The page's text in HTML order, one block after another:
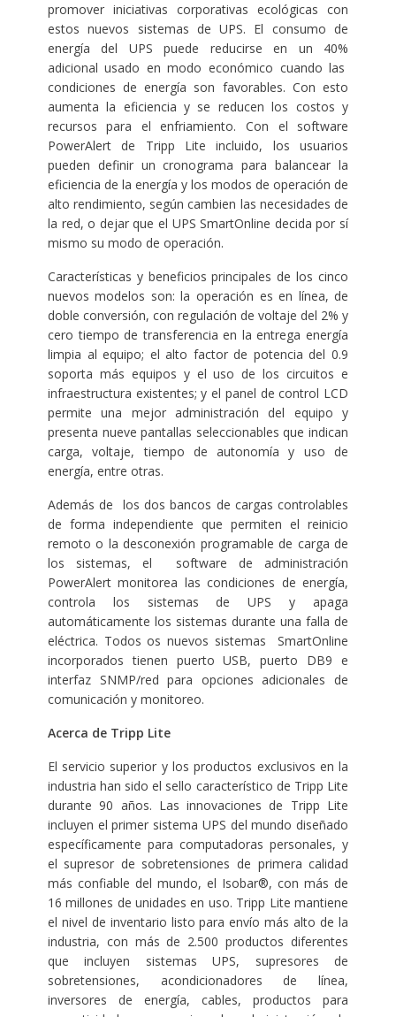
promover iniciativas corporativas ecológicas con
estos nuevos sistemas de UPS. El consumo de
energía del UPS puede reducirse en un 40%
adicional usado en modo económico cuando las
condiciones de energía son favorables. Con esto
aumenta la eficiencia y se reducen los costos y
recursos para el enfriamiento. Con el software
PowerAlert de Tripp Lite incluido, los usuarios
pueden definir un cronograma para balancear la
eficiencia de la energía y los modos de operación de
alto rendimiento, según cambien las necesidades de
la red, o dejar que el UPS SmartOnline decida por sí
mismo su modo de operación.
Características y beneficios principales de los cinco
nuevos modelos son: la operación es en línea, de
doble conversión, con regulación de voltaje del 2% y
cero tiempo de transferencia en la entrega energía
limpia al equipo; el alto factor de potencia del 0.9
soporta más equipos y el uso de los circuitos e
infraestructura existentes; y el panel de control LCD
permite una mejor administración del equipo y
presenta nueve pantallas seleccionables que indican
carga, voltaje, tiempo de autonomía y uso de
energía, entre otras.
Además de los dos bancos de cargas controlables
de forma independiente que permiten el reinicio
remoto o la desconexión programable de carga de
los sistemas, el software de administración
PowerAlert monitorea las condiciones de energía,
controla los sistemas de UPS y apaga
automáticamente los sistemas durante una falla de
eléctrica. Todos os nuevos sistemas SmartOnline
incorporados tienen puerto USB, puerto DB9 e
interfaz SNMP/red para opciones adicionales de
comunicación y monitoreo.
Acerca de Tripp Lite
El servicio superior y los productos exclusivos en la
industria han sido el sello característico de Tripp Lite
durante 90 años. Las innovaciones de Tripp Lite
incluyen el primer sistema UPS del mundo diseñado
específicamente para computadoras personales, y
el supresor de sobretensiones de primera calidad
más confiable del mundo, el Isobar®, con más de
16 millones de unidades en uso. Tripp Lite mantiene
el nivel de inventario listo para envío más alto de la
industria, con más de 2.500 productos diferentes
que incluyen sistemas UPS, supresores de
sobretensiones, acondicionadores de línea,
inversores de energía, cables, productos para